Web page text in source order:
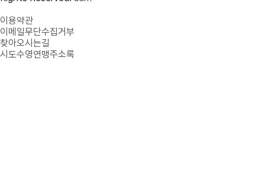
이용약관
이메일무단수집거부
찾아오시는길
시도수영연맹주소록